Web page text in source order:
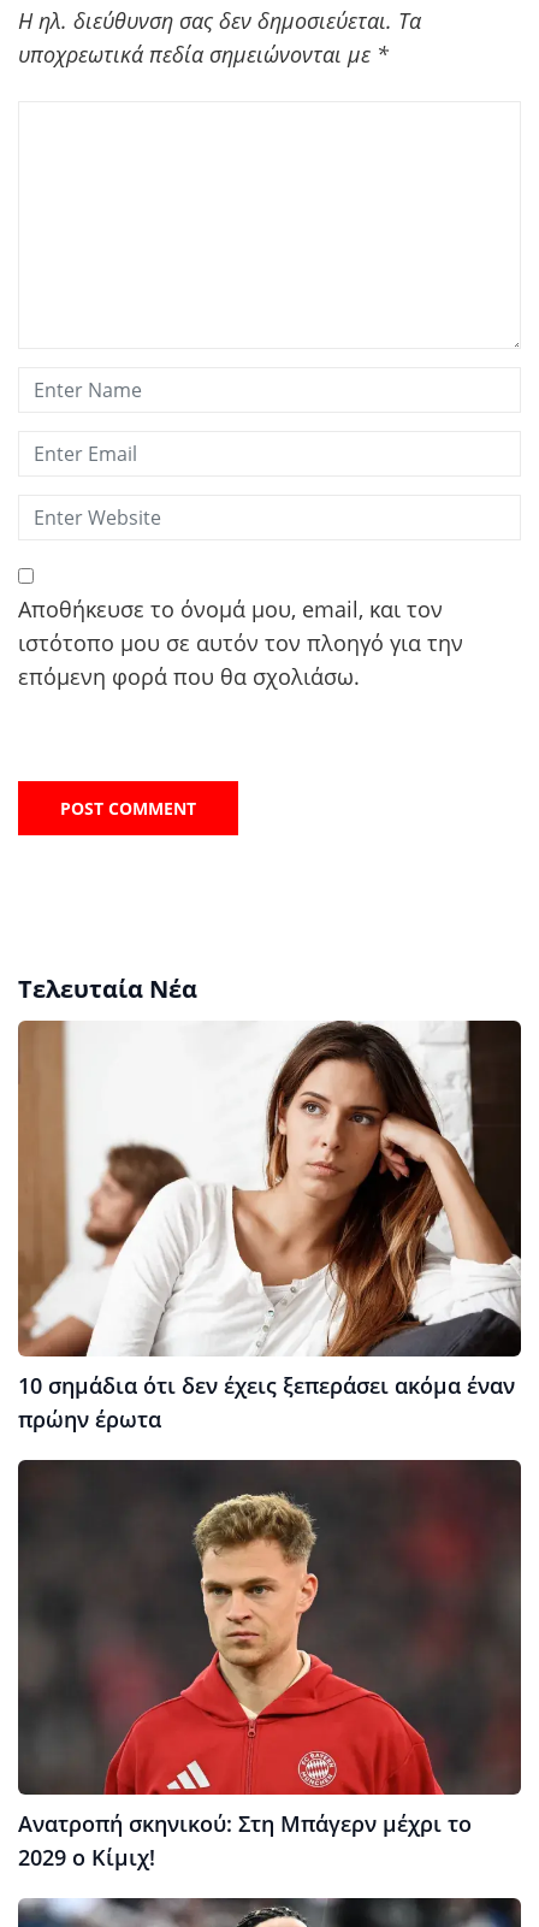
Η ηλ. διεύθυνση σας δεν δημοσιεύεται. Τα
υποχρεωτικά πεδία σημειώνονται με *
Αποθήκευσε το όνομά μου, email, και τον
ιστότοπο μου σε αυτόν τον πλοηγό για την
επόμενη φορά που θα σχολιάσω.
Τελευταία Νέα
10 σημάδια ότι δεν έχεις ξεπεράσει ακόμα έναν
πρώην έρωτα
Ανατροπή σκηνικού: Στη Μπάγερν μέχρι το
2029 ο Κίμιχ!